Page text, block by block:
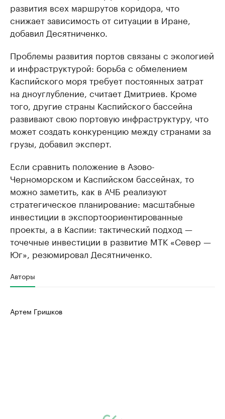
развития всех маршрутов коридора, что
снижает зависимость от ситуации в Иране,
добавил Десятниченко.
Проблемы развития портов связаны с экологией
и инфраструктурой: борьба с обмелением
Каспийского моря требует постоянных затрат
на дноуглубление, считает Дмитриев. Кроме
того, другие страны Каспийского бассейна
развивают свою портовую инфраструктуру, что
может создать конкуренцию между странами за
грузы, добавил эксперт.
Если сравнить положение в Азово-
Черноморском и Каспийском бассейнах, то
можно заметить, как в АЧБ реализуют
стратегическое планирование: масштабные
инвестиции в экспортоориентированные
проекты, а в Каспии: тактический подход —
точечные инвестиции в развитие МТК «Север —
Юг», резюмировал Десятниченко.
Авторы
Артем Гришков